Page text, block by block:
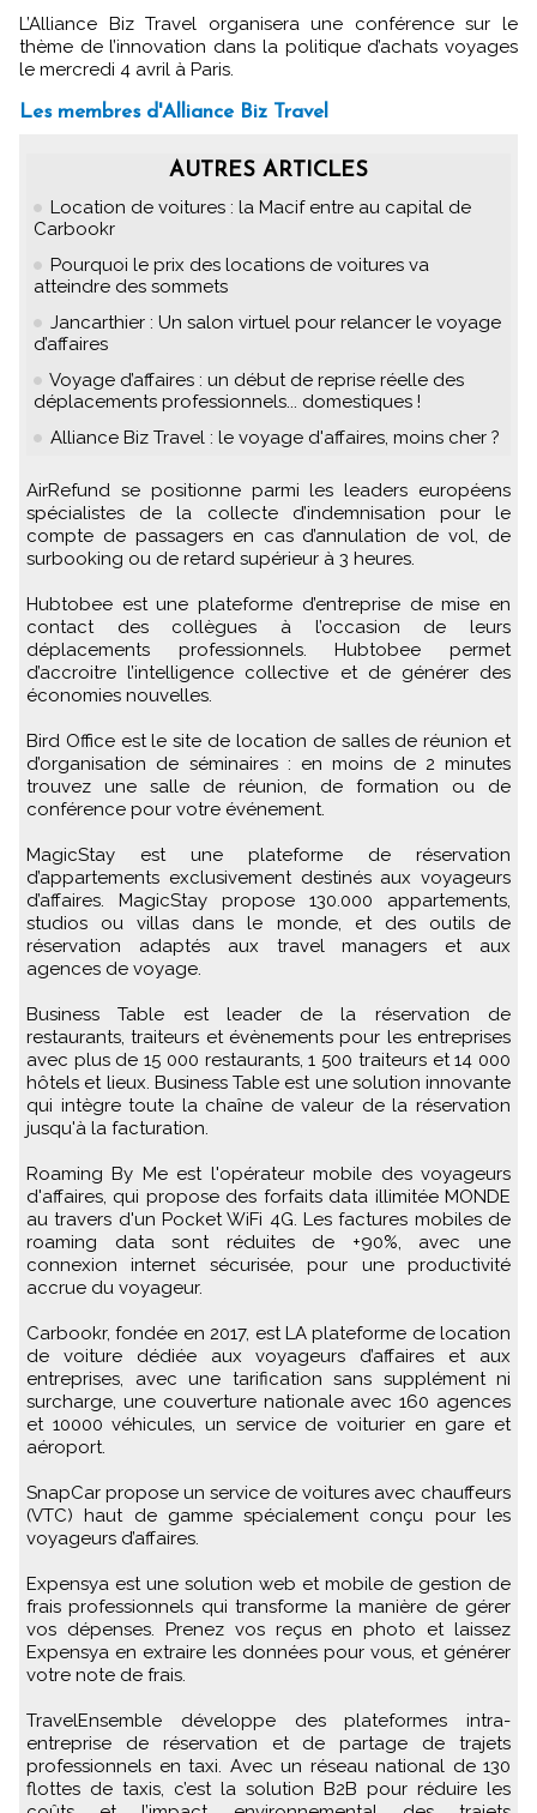
L’Alliance Biz Travel organisera une conférence sur le
thème de l’innovation dans la politique d’achats voyages
le mercredi 4 avril à Paris.
Les membres d'Alliance Biz Travel
AUTRES ARTICLES
Location de voitures : la Macif entre au capital de
Carbookr
Pourquoi le prix des locations de voitures va
atteindre des sommets
Jancarthier : Un salon virtuel pour relancer le voyage
d’affaires
Voyage d’affaires : un début de reprise réelle des
déplacements professionnels... domestiques !
Alliance Biz Travel : le voyage d'affaires, moins cher ?
AirRefund se positionne parmi les leaders européens
spécialistes de la collecte d’indemnisation pour le
compte de passagers en cas d’annulation de vol, de
surbooking ou de retard supérieur à 3 heures.
Hubtobee est une plateforme d’entreprise de mise en
contact des collègues à l’occasion de leurs
déplacements professionnels. Hubtobee permet
d’accroitre l’intelligence collective et de générer des
économies nouvelles.
Bird Office est le site de location de salles de réunion et
d’organisation de séminaires : en moins de 2 minutes
trouvez une salle de réunion, de formation ou de
conférence pour votre événement.
MagicStay est une plateforme de réservation
d’appartements exclusivement destinés aux voyageurs
d’affaires. MagicStay propose 130.000 appartements,
studios ou villas dans le monde, et des outils de
réservation adaptés aux travel managers et aux
agences de voyage.
Business Table est leader de la réservation de
restaurants, traiteurs et évènements pour les entreprises
avec plus de 15 000 restaurants, 1 500 traiteurs et 14 000
hôtels et lieux. Business Table est une solution innovante
qui intègre toute la chaîne de valeur de la réservation
jusqu'à la facturation.
Roaming By Me est l'opérateur mobile des voyageurs
d'affaires, qui propose des forfaits data illimitée MONDE
au travers d'un Pocket WiFi 4G. Les factures mobiles de
roaming data sont réduites de +90%, avec une
connexion internet sécurisée, pour une productivité
accrue du voyageur.
Carbookr, fondée en 2017, est LA plateforme de location
de voiture dédiée aux voyageurs d’affaires et aux
entreprises, avec une tarification sans supplément ni
surcharge, une couverture nationale avec 160 agences
et 10000 véhicules, un service de voiturier en gare et
aéroport.
SnapCar propose un service de voitures avec chauffeurs
(VTC) haut de gamme spécialement conçu pour les
voyageurs d’affaires.
Expensya est une solution web et mobile de gestion de
frais professionnels qui transforme la manière de gérer
vos dépenses. Prenez vos reçus en photo et laissez
Expensya en extraire les données pour vous, et générer
votre note de frais.
TravelEnsemble développe des plateformes intra-
entreprise de réservation et de partage de trajets
professionnels en taxi. Avec un réseau national de 130
flottes de taxis, c’est la solution B2B pour réduire les